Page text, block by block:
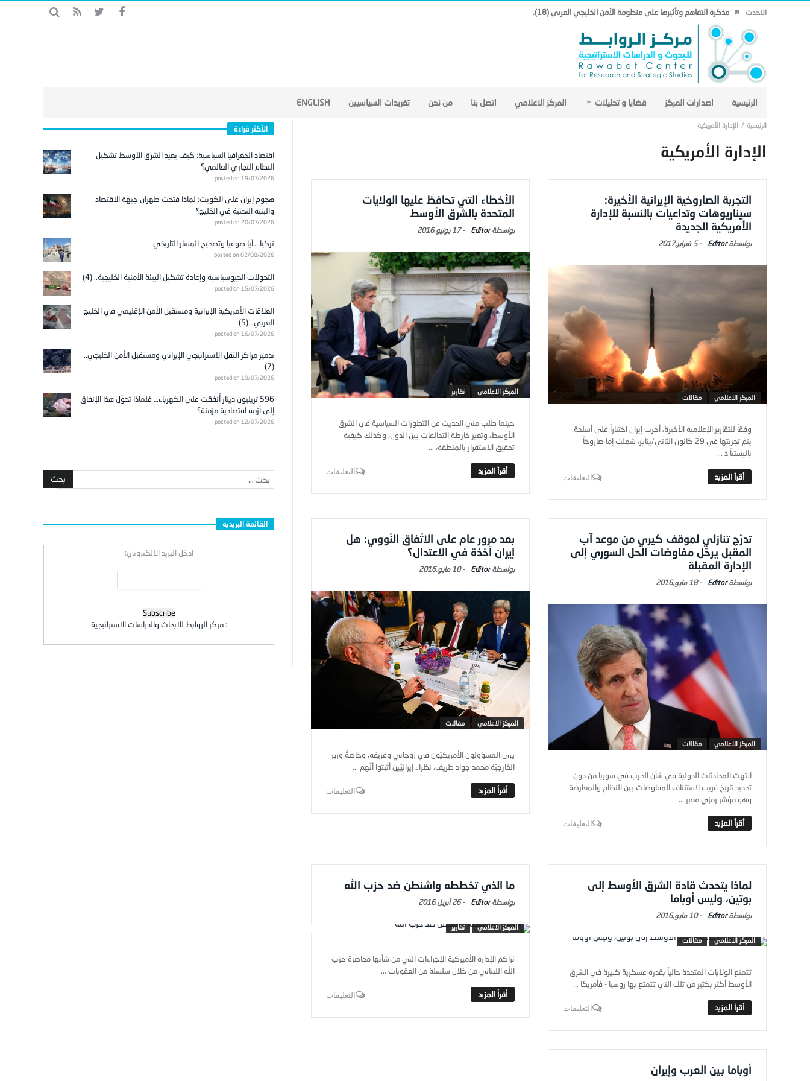
الاحدث مذكرة التفاهم وتأثيرها على منظومة الأمن الخليجي العربي (18).
الرئيسية اصدارات المركز قضايا و تحليلات المركز الاعلامي اتصل بنا من نحن تغريدات السياسيين ENGLISH
الإدارة الأمريكية
الإدارة الأمريكية
التجربة الصاروخية الإيرانية الأخيرة:
سيناريوهات وتداعيات بالنسبة للإدارة
الأمريكية الجديدة
Editor
-5 فبراير,2017
المركز الاعلامي مقالات
وفقاً للتقارير الإعلامية الأخيرة، أجرت إيران اختباراً على أسلحة
يتم تجربتها في 29 كانون الثاني/يناير، شملت إما صاروخاً
باليستياً ذ ...
التعليقات
الأخطاء التي تحافظ عليها الولايات
المتحدة بالشرق الأوسط
Editor
-17 يونيو,2016
المركز الاعلامي تقارير
حينما طُلب مني الحديث عن التطورات السياسية في الشرق
الأوسط، وتغير خارطة التحالفات بين الدول، وكذلك كيفية
تحقيق الاستقرار بالمنطقة، ...
التعليقات
تدرّج تنازلي لموقف كيري من موعد آب
المقبل يرحّل مفاوضات الحل السوري إلى
الإدارة المقبلة
Editor
-18 مايو,2016
المركز الاعلامي مقالات
انتهت المحادثات الدولية في شأن الحرب في سوريا من دون
تحديد تاريخ قريب لاستئناف المفاوضات بين النظام والمعارضة.
وهو مؤشر رمزي معبر ...
التعليقات
بعد مرور عام على الاتّفاق النّووي: هل
إيران آخذة في الاعتدال؟
Editor
-10 مايو,2016
المركز الاعلامي مقالات
يرى المسؤولون الأمريكيّون في روحاني وفريقه، وخاصّةً وزير
الخارجيّة محمد جواد ظريف، نظراء إيرانيّين أثبتوا أنّهم ...
التعليقات
لماذا يتحدث قادة الشرق الأوسط إلى
بوتين، وليس أوباما
Editor
-10 مايو,2016
المركز الاعلامي مقالات
تتمتع الولايات المتحدة حالياً بقدرة عسكرية كبيرة في الشرق
الأوسط أكثر بكثير من تلك التي تتمتع بها روسيا - فأمريكا ...
التعليقات
ما الذي تخططه واشنطن ضد حزب الله
Editor
-26 أبريل,2016
المركز الاعلامي تقارير
تراكم الإدارة الأميركية الإجراءات التي من شأنها محاصرة حزب
الله اللبناني من خلال سلسلة من العقوبات ...
التعليقات
أوباما بين العرب وإيران
الأكثر قراءة
اقتصاد الجغرافيا السياسية: كيف يعيد الشرق الأوسط تشكيل
النظام التجاري العالمي؟
posted on 19/07/2026
هجوم إيران على الكويت: لماذا فتحت طهران جبهة الاقتصاد
والبنية التحتية في الخليج؟
posted on 20/07/2026
تركيا …آيا صوفيا وتصحيح المسار التاريخي
posted on 02/08/2026
التحولات الجيوسياسية وإعادة تشكيل البيئة الأمنية الخليجية.. (4)
posted on 15/07/2026
العلاقات الأمريكية الإيرانية ومستقبل الأمن الإقليمي في الخليج
العربي.. (5)
posted on 16/07/2026
تدمير مراكز الثقل الاستراتيجي الإيراني ومستقبل الأمن الخليجي..
(7)
posted on 19/07/2026
596 تريليون دينار أُنفقت على الكهرباء… فلماذا تحوّل هذا الإنفاق
إلى أزمة اقتصادية مزمنة؟
posted on 12/07/2026
القائمة البريدية
ادخل البريد الالكتروني:
:مركز الروابط للابحاث والدراسات الاستراتيجية